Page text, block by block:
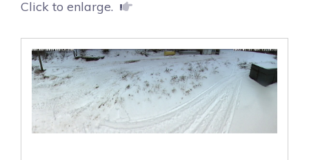
Click to enlarge.